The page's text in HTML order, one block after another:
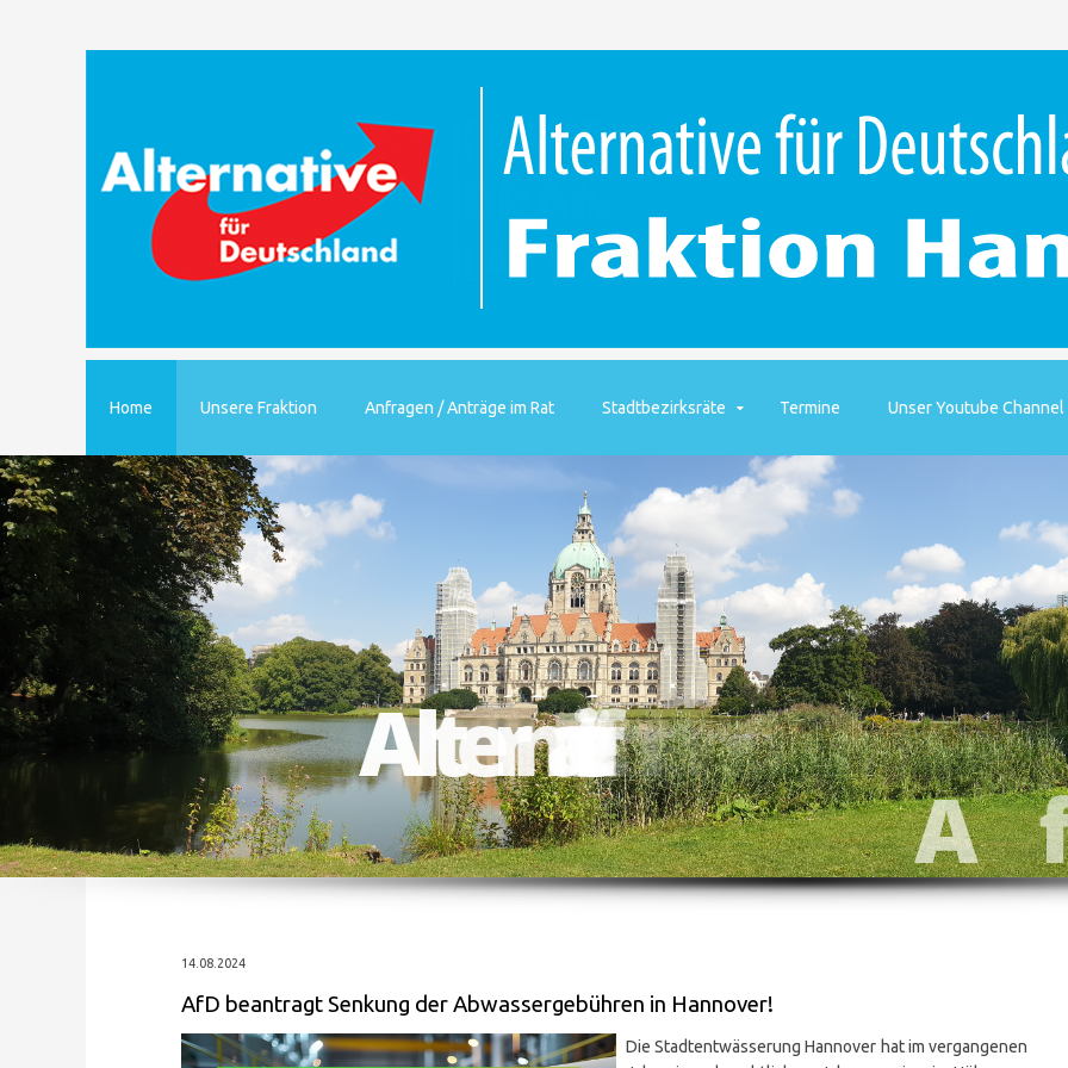
Home Unsere Fraktion Anfragen / Anträge im Rat Stadtbezirksräte Termine Unser Youtube Channel
Alternativefür
AfD-Frak
14.08.2024
AfD beantragt Senkung der Abwassergebühren in Hannover!
Die Stadtentwässerung Hannover hat im vergangenen